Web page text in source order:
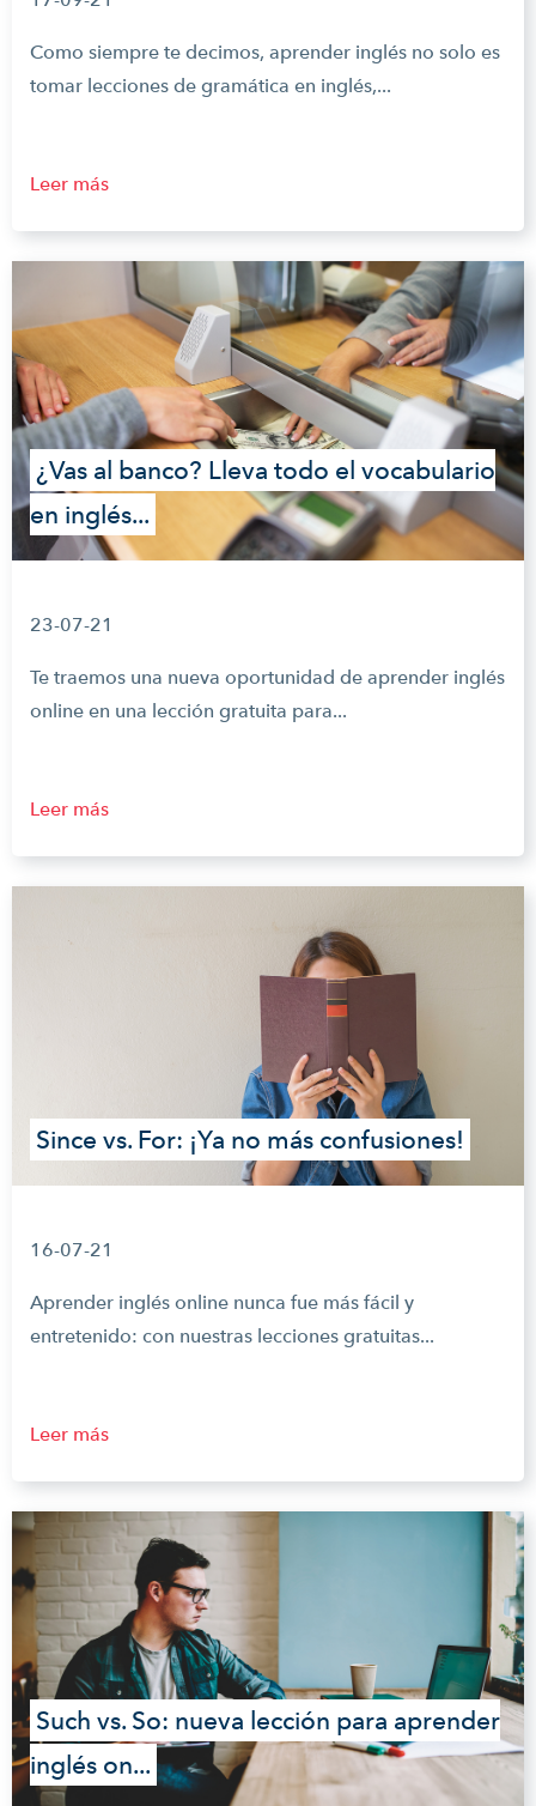
Como siempre te decimos, aprender inglés no solo es
tomar lecciones de gramática en inglés,...
Leer más
¿Vas al banco? Lleva todo el vocabulario
en inglés...
23-07-21
Te traemos una nueva oportunidad de aprender inglés
online en una lección gratuita para...
Leer más
Since vs. For: ¡Ya no más confusiones!
16-07-21
Aprender inglés online nunca fue más fácil y
entretenido: con nuestras lecciones gratuitas...
Leer más
Such vs. So: nueva lección para aprender
inglés on...